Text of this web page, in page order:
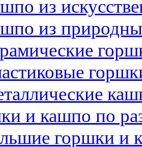
из
из
и кашпо по
горшки и